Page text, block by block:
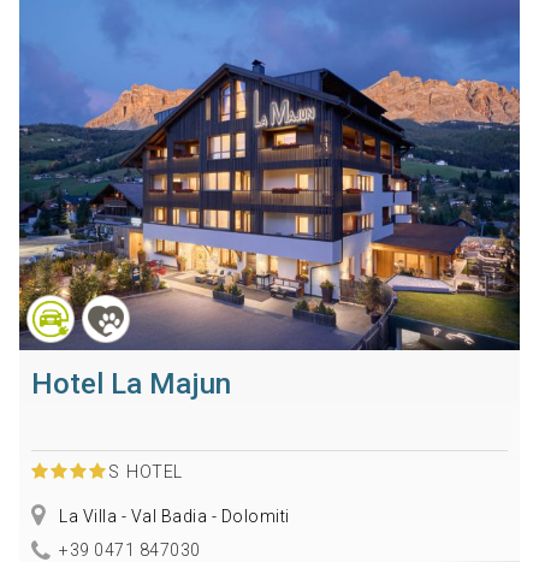
Hotel La Majun
S HOTEL
La Villa - Val Badia - Dolomiti
+39 0471 847030